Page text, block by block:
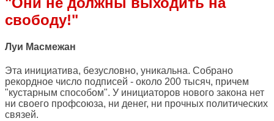
свободу!"
Луи Масмежан
Эта инициатива, безусловно, уникальна. Собрано
рекордное число подписей - около 200 тысяч, причем
"кустарным способом". У инициаторов нового закона нет
ни своего профсоюза, ни денег, ни прочных политических
связей.